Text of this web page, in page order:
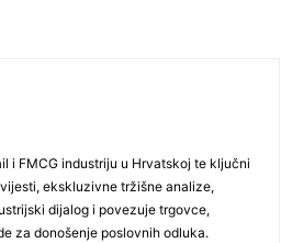
i FMCG industriju u Hrvatskoj te ključni
ekskluzivne tržišne analize,
dijalog i povezuje trgovce,
za donošenje poslovnih odluka.